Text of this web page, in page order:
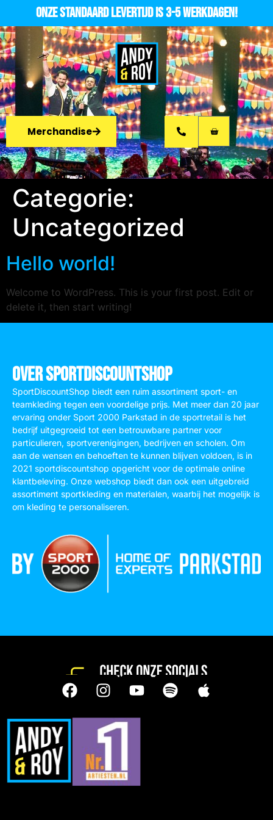
Onze standaard levertijd is 3-5 werkdagen!
Merchandise
Categorie:
Uncategorized
Hello world!
Welcome to WordPress. This is your first post. Edit or
delete it, then start writing!
Over SportDiscountShop
SportDiscountShop biedt een ruim assortiment sport- en
teamkleding tegen een voordelige prijs. Met meer dan 20 jaar
ervaring onder Sport 2000 Parkstad in de sportretail is het
bedrijf uitgegroeid tot een betrouwbare partner voor
particulieren, sportverenigingen, bedrijven en scholen. Om
aan de wensen en behoeften te kunnen blijven voldoen, is in
2021 sportdiscountshop opgericht voor de optimale online
klantbeleving. Onze webshop biedt dan ook een uitgebreid
assortiment sportkleding en materialen, waarbij het mogelijk is
om kleding te personaliseren.